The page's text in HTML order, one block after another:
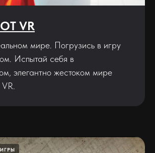
VR
мире. Погрузись в игру
Испытай себя в
элегантно жестоком мире